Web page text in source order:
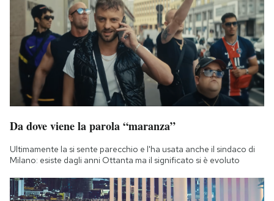
Da dove viene la parola “maranza”
Ultimamente la si sente parecchio e l'ha usata anche il sindaco di
Milano: esiste dagli anni Ottanta ma il significato si è evoluto